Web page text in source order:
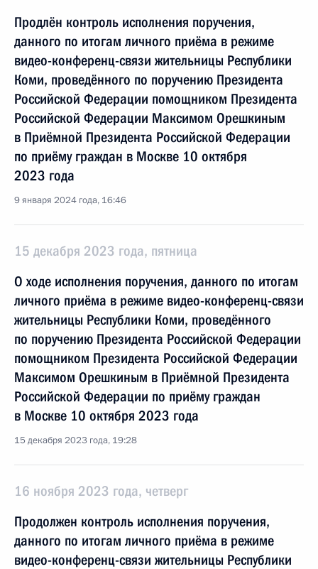
Продлён контроль исполнения поручения,
данного по итогам личного приёма в режиме
видео-конференц-связи жительницы Республики
Коми, проведённого по поручению Президента
Российской Федерации помощником Президента
Российской Федерации Максимом Орешкиным
в Приёмной Президента Российской Федерации
по приёму граждан в Москве 10 октября
2023 года
9 января 2024 года, 16:46
15 декабря 2023 года, пятница
О ходе исполнения поручения, данного по итогам
личного приёма в режиме видео-конференц-связи
жительницы Республики Коми, проведённого
по поручению Президента Российской Федерации
помощником Президента Российской Федерации
Максимом Орешкиным в Приёмной Президента
Российской Федерации по приёму граждан
в Москве 10 октября 2023 года
15 декабря 2023 года, 19:28
16 ноября 2023 года, четверг
Продолжен контроль исполнения поручения,
данного по итогам личного приёма в режиме
видео-конференц-связи жительницы Республики